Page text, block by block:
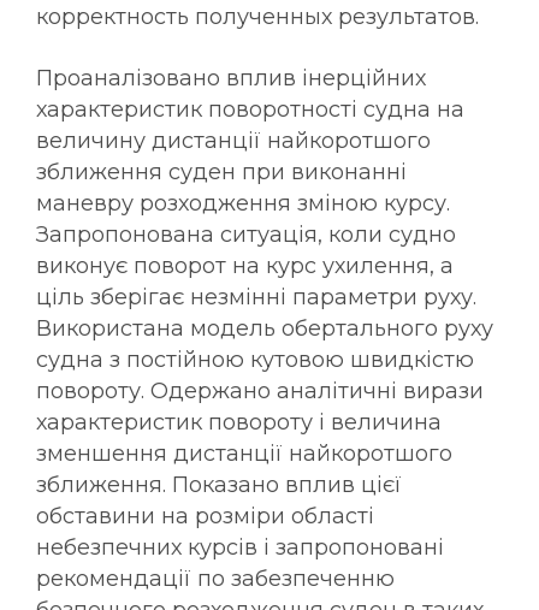
корректность полученных результатов.
Проаналізовано вплив інерційних
характеристик поворотності судна на
величину дистанції найкоротшого
зближення суден при виконанні
маневру розходження зміною курсу.
Запропонована ситуація, коли судно
виконує поворот на курс ухилення, а
ціль зберігає незмінні параметри руху.
Використана модель обертального руху
судна з постійною кутовою швидкістю
повороту. Одержано аналітичні вирази
характеристик повороту і величина
зменшення дистанції найкоротшого
зближення. Показано вплив цієї
обставини на розміри області
небезпечних курсів і запропоновані
рекомендації по забезпеченню